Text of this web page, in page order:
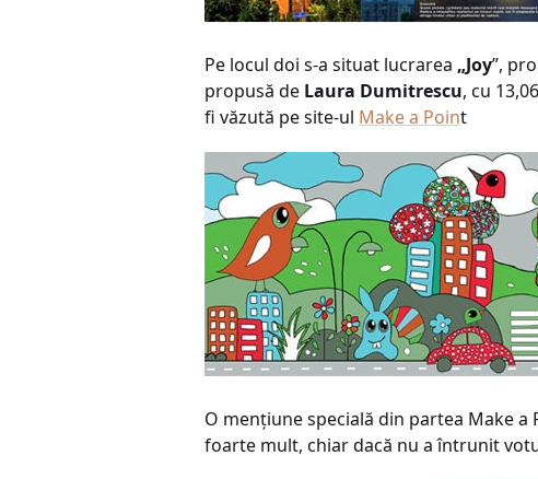
Pe locul doi s-a situat lucrarea „Joy”,
propusă de Laura Dumitrescu, cu
fi văzută pe site-ul Make a Point
O menţiune specială din partea Make a
foarte mult, chiar dacă nu a întrunit